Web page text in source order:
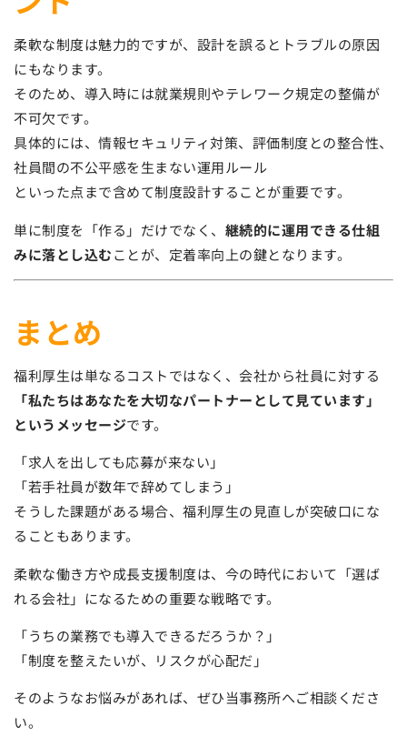
柔軟な制度は魅力的ですが、設計を誤るとトラブルの原因
にもなります。
そのため、導入時には就業規則やテレワーク規定の整備が
不可欠です。
具体的には、情報セキュリティ対策、評価制度との整合性、
社員間の不公平感を生まない運用ルール
といった点まで含めて制度設計することが重要です。
単に制度を「作る」だけでなく、 継続的に運用できる仕組
みに落とし込むことが、定着率向上の鍵となります。
まとめ
福利厚生は単なるコストではなく、会社から社員に対する
「私たちはあなたを大切なパートナーとして見ています」
というメッセージです。
「求人を出しても応募が来ない」
「若手社員が数年で辞めてしまう」
そうした課題がある場合、福利厚生の見直しが突破口にな
ることもあります。
柔軟な働き方や成長支援制度は、今の時代において「選ば
れる会社」になるための重要な戦略です。
「うちの業務でも導入できるだろうか？」
「制度を整えたいが、リスクが心配だ」
そのようなお悩みがあれば、ぜひ当事務所へご相談くださ
い。